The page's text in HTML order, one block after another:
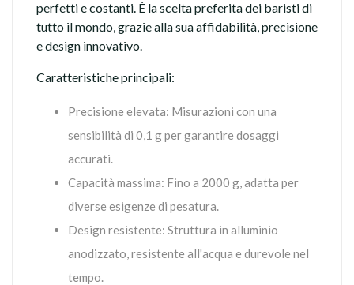
perfetti e costanti. È la scelta preferita dei baristi di
tutto il mondo, grazie alla sua affidabilità, precisione
e design innovativo.
Caratteristiche principali:
Precisione elevata: Misurazioni con una
sensibilità di 0,1 g per garantire dosaggi
accurati.
Capacità massima: Fino a 2000 g, adatta per
diverse esigenze di pesatura.
Design resistente: Struttura in alluminio
anodizzato, resistente all'acqua e durevole nel
tempo.